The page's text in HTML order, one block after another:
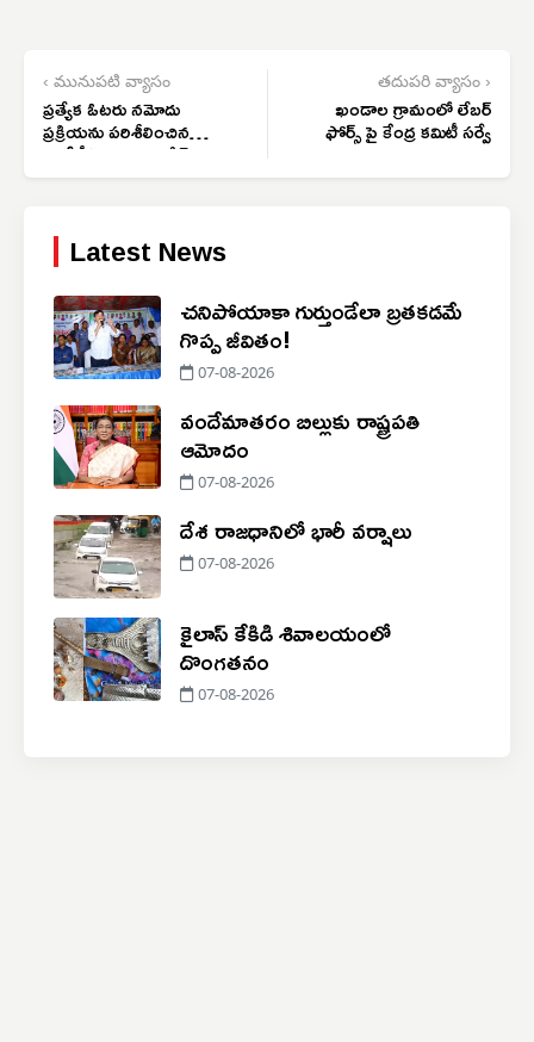
‹ మునుపటి వ్యాసం
ప్రత్యేక ఓటరు నమోదు
ప్రక్రియను పరిశీలించిన
ఎంపీడీఓ దొంతు రమేష్
తదుపరి వ్యాసం ›
ఖండాల గ్రామంలో లేబర్
ఫోర్స్ పై కేంద్ర కమిటీ సర్వే
Latest News
చనిపోయాకా గుర్తుండేలా బ్రతకడమే
గొప్ప జీవితం!
07-08-2026
వందేమాతరం బిల్లుకు రాష్ట్రపతి
ఆమోదం
07-08-2026
దేశ రాజధానిలో భారీ వర్షాలు
07-08-2026
కైలాస్ కేకిడి శివాలయంలో
దొంగతనం
07-08-2026